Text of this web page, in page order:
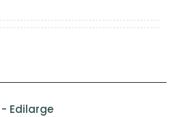
Edilarge